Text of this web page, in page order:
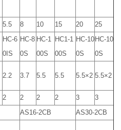
5.5 8 10 15 20 25
HC-6
0IS
HC-8
0S
HC-1
00S
HC1-1
00S
HC-10
0S
HC-10
0S
2.2 3.7 5.5 5.5 5.5×2 5.5×2
2 2 2 2 3 3
AS16-2CB
AS30-2CB